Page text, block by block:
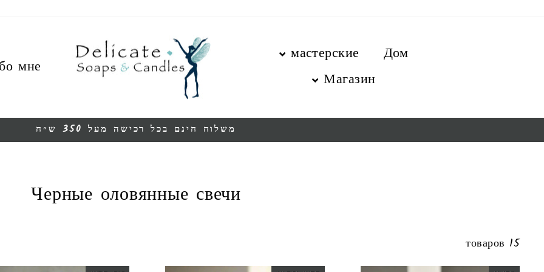
Дом
мастерские
Магазин
мне
Остановить
משלוח חינם בכל רכישה מעל 350 ש״ח
Черные оловянные свечи
15 товаров